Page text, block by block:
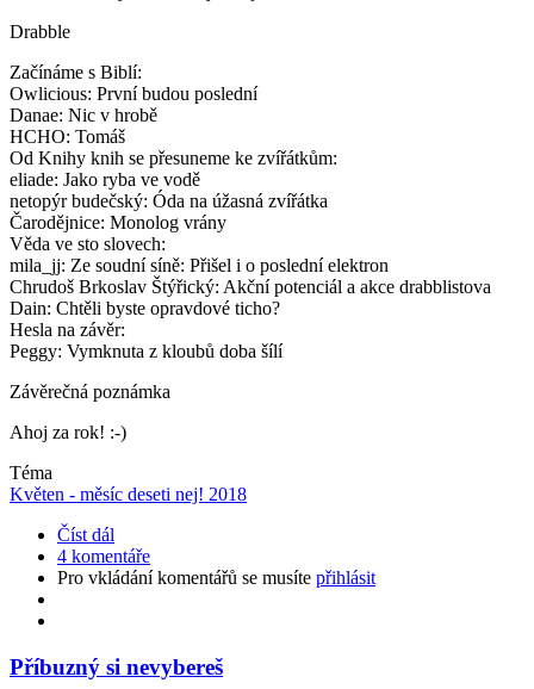
Drabble
Začínáme s Biblí:
Owlicious: První budou poslední
Danae: Nic v hrobě
HCHO: Tomáš
Od Knihy knih se přesuneme ke zvířátkům:
eliade: Jako ryba ve vodě
netopýr budečský: Óda na úžasná zvířátka
Čarodějnice: Monolog vrány
Věda ve sto slovech:
mila_jj: Ze soudní síně: Přišel i o poslední elektron
Chrudoš Brkoslav Štýřický: Akční potenciál a akce drabblistova
Dain: Chtěli byste opravdové ticho?
Hesla na závěr:
Peggy: Vymknuta z kloubů doba šílí
Závěrečná poznámka
Ahoj za rok! :-)
Téma
Květen - měsíc deseti nej! 2018
Číst dál
4 komentáře
Pro vkládání komentářů se musíte přihlásit
Příbuzný si nevybereš